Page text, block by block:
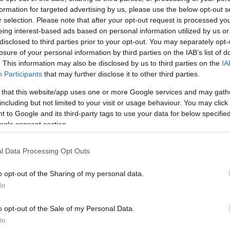
for targeted advertising by us, please use the below opt-out
selection. Please note that after your opt-out request is processed
interest-based ads based on personal information utilized by us
to third parties prior to your opt-out. You may separately
of your personal information by third parties on the IAB’s list of
This information may also be disclosed by us to third parties on the
Participants that may further disclose it to other third parties.
that this website/app uses one or more Google services and may
but not limited to your visit or usage behaviour. You may
to Google and its third-party tags to use your data for below
consent section.
Data Processing Opt Outs
opt-out of the Sharing of my personal data.
opt-out of the Sale of my Personal Data.
Jelszó Emlékezzen rám
Regisztráció
szaknévsora
KERTÉSZ ÉS KERTÉSZET REGISZTRÁCIÓ NÖVÉNYKATALÓGUS
143
7
16
6
7
3
4
3
143
7
16
6
7
3
4 3